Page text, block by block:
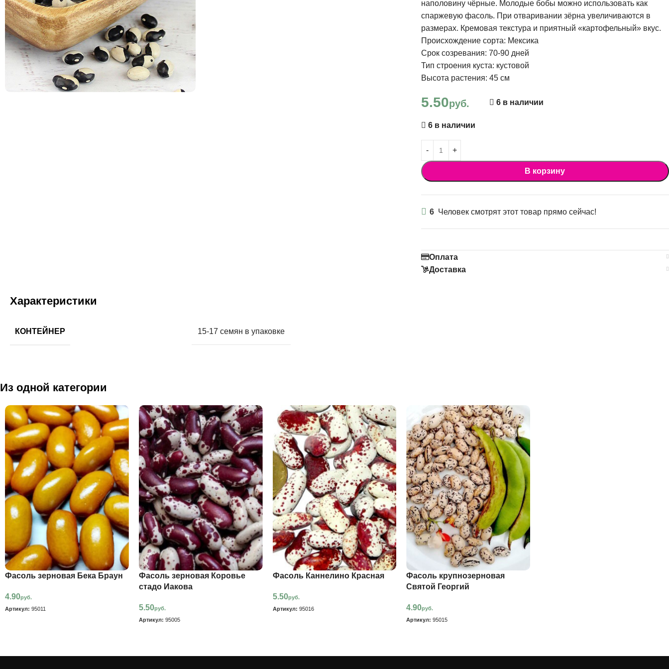
наполовину чёрные. Молодые бобы можно использовать как
спаржевую фасоль. При отваривании зёрна увеличиваются в
размерах. Кремовая текстура и приятный «картофельный» вкус.
Происхождение сорта: Мексика
Срок созревания: 70-90 дней
Тип строения куста: кустовой
Высота растения: 45 см
5.50руб. 6 в наличии
6 в наличии
В корзину
6 Человек смотрят этот товар прямо сейчас!
Оплата
Доставка
Характеристики
КОНТЕЙНЕР 15-17 семян в упаковке
Из одной категории
Фасоль зерновая Бека Браун
4.90руб.
Артикул: 95011
Фасоль зерновая Коровье
стадо Иакова
5.50руб.
Артикул: 95005
Фасоль Каннелино Красная
5.50руб.
Артикул: 95016
Фасоль крупнозерновая
Святой Георгий
4.90руб.
Артикул:95015